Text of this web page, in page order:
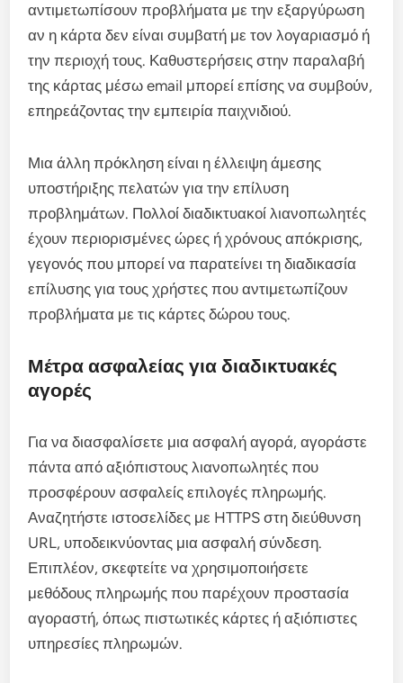
αντιμετωπίσουν προβλήματα με την εξαργύρωση
αν η κάρτα δεν είναι συμβατή με τον λογαριασμό ή
την περιοχή τους. Καθυστερήσεις στην παραλαβή
της κάρτας μέσω email μπορεί επίσης να συμβούν,
επηρεάζοντας την εμπειρία παιχνιδιού.
Μια άλλη πρόκληση είναι η έλλειψη άμεσης
υποστήριξης πελατών για την επίλυση
προβλημάτων. Πολλοί διαδικτυακοί λιανοπωλητές
έχουν περιορισμένες ώρες ή χρόνους απόκρισης,
γεγονός που μπορεί να παρατείνει τη διαδικασία
επίλυσης για τους χρήστες που αντιμετωπίζουν
προβλήματα με τις κάρτες δώρου τους.
Μέτρα ασφαλείας για διαδικτυακές
αγορές
Για να διασφαλίσετε μια ασφαλή αγορά, αγοράστε
πάντα από αξιόπιστους λιανοπωλητές που
προσφέρουν ασφαλείς επιλογές πληρωμής.
Αναζητήστε ιστοσελίδες με HTTPS στη διεύθυνση
URL, υποδεικνύοντας μια ασφαλή σύνδεση.
Επιπλέον, σκεφτείτε να χρησιμοποιήσετε
μεθόδους πληρωμής που παρέχουν προστασία
αγοραστή, όπως πιστωτικές κάρτες ή αξιόπιστες
υπηρεσίες πληρωμών.